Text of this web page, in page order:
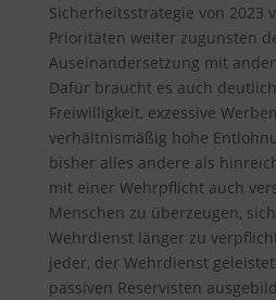
Sicherheitsstrategie von 2023
Prioritäten weiter zugunsten
Auseinandersetzung mit
Dafür braucht es auch
Freiwilligkeit, exzessive
verhältnismäßig hohe
bisher alles andere als
mit einer Wehrpflicht auch
Menschen zu überzeugen,
Wehrdienst länger zu
jeder, der Wehrdienst
passiven Reservisten